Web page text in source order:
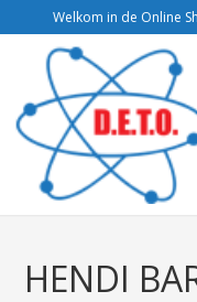
Welkom in de Online
HENDI